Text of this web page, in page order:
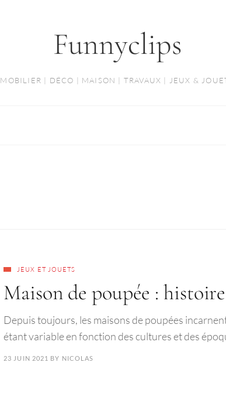
Funnyclips
MOBILIER | DÉCO | MAISON | TRAVAUX | JEUX &
JEUX ET JOUETS
Maison de poupée :
Depuis toujours, les maisons de poupées
étant variable en fonction des cultures et des
23 JUIN 2021 BY NICOLAS